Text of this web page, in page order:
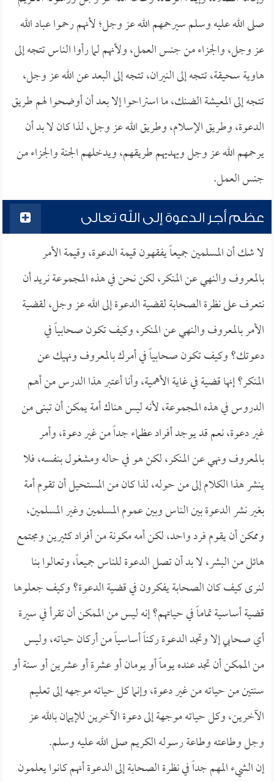
صلى الله عليه وسلم سيرحمهم الله عز وجل؛ لأنهم رحموا عباد الله
عز وجل، والجزاء من جنس العمل، ولأنهم لما رأوا الناس تتجه إلى
هاوية سحيقة، تتجه إلى النيران، تتجه إلى البعد عن الله عز وجل،
تتجه إلى المعيشة الضنك، ما استراحوا إلا بعد أن أوضحوا لهم طريق
الدعوة، وطريق الإسلام، وطريق الله عز وجل، لذا كان لا بد أن
يرحمهم الله عز وجل ويهديهم طريقهم، ويدخلهم الجنة والجزاء من
جنس العمل.
عظم أجر الدعوة إلى الله تعالى
لا شك أن المسلمين جميعاً يفقهون قيمة الدعوة، وقيمة الأمر
بالمعروف والنهي عن المنكر، لكن نحن في هذه المجموعة نريد أن
نتعرف على نظرة الصحابة لقضية الدعوة إلى الله عز وجل، لقضية
الأمر بالمعروف والنهي عن المنكر، وكيف تكون صحابياً في
دعوتك؟ وكيف تكون صحابياً في أمرك بالمعروف ونهيك عن
المنكر؟ إنها قضية في غاية الأهمية، وأنا أعتبر هذا الدرس من أهم
الدروس في هذه المجموعة، لأنه ليس هناك أمة يمكن أن تبنى من
غير دعوة، نعم قد يوجد أفراد عظماء جداً من غير دعوة، وأمر
بالمعروف ونهي عن المنكر، لكن هو في حاله ومشغول بنفسه، فلا
ينشر هذا الكلام إلى من حوله، لذا كان من المستحيل أن تقوم أمة
بغير نشر الدعوة بين الناس وبين عموم المسلمين وغير المسلمين،
وممكن أن يقوم فرد واحد، لكن أمه مكونة من أفراد كثيرين ومجتمع
هائل من البشر، لا بد أن تصل الدعوة للناس جميعاً، وتعالوا بنا
لنرى كيف كان الصحابة يفكرون في قضية الدعوة؟ وكيف جعلوها
قضية أساسية تماماً في حياتهم؟ إنه ليس من الممكن أن تقرأ في سيرة
أي صحابي إلا وتجد الدعوة ركناً أساسياً من أركان حياته، وليس
من الممكن أن تجد عنده يوماً أو يومان أو عشرة أو عشرين أو سنة أو
سنتين من حياته من غير دعوة، وإنما كل حياته موجهه إلى تعليم
الآخرين، وكل حياته موجهة إلى دعوة الآخرين للإيمان بالله عز
وجل وطاعته وطاعة رسوله الكريم صلى الله عليه وسلم.
إن الشيء المهم جداً في نظرة الصحابة إلى الدعوة أنهم كانوا يعلمون